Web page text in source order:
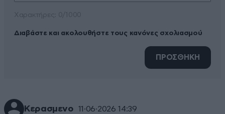
Διαβάστε και ακολουθήστε τους κανόνες σχολιασμού
ΠΡΟΣΘΗΚΗ
Κερασμενο 11·06·2026 14:39